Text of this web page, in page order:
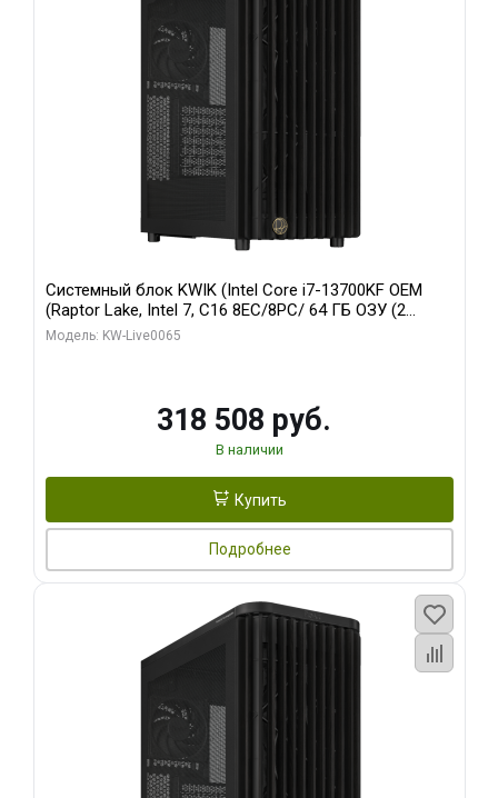
Системный блок KWIK (Intel Core i7-13700KF OEM
(Raptor Lake, Intel 7, C16 8EC/8PC/ 64 ГБ ОЗУ (2
модуля)/ ASUS RTX5080 PROART OC 16GB GDDR7
Модель: KW-Live0065
318 508 руб.
В наличии
Купить
Подробнее